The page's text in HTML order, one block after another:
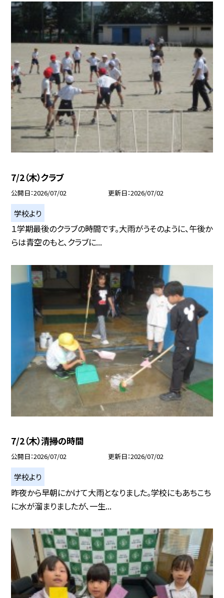
7/2（木）クラブ
公開日 2026/07/02 更新日 2026/07/02
学校より
１学期最後のクラブの時間です。大雨がうそのように、午後か
らは青空のもと、クラブに...
7/2（木）清掃の時間
公開日 2026/07/02 更新日 2026/07/02
学校より
昨夜から早朝にかけて大雨となりました。学校にもあちこち
に水が溜まりましたが、一生...